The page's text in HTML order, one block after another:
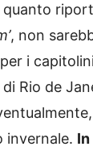
, non
i
di Rio de
invernale.